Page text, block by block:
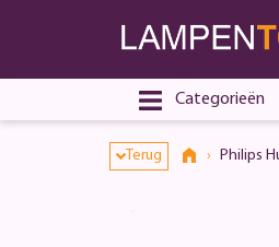
Categorieën
Terug Philips